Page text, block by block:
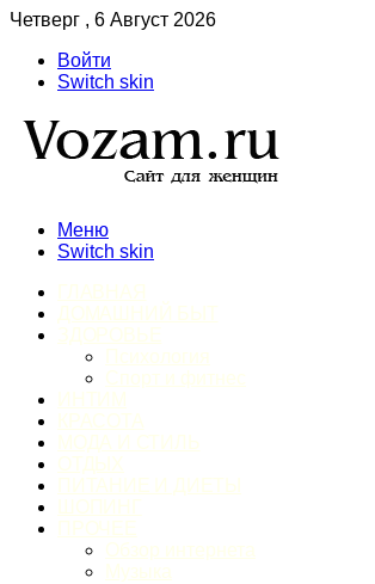
Четверг , 6 Август 2026
Войти
Switch skin
Меню
Switch skin